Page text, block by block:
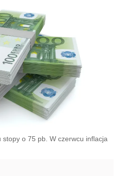
o 75 pb. W czerwcu inflacja